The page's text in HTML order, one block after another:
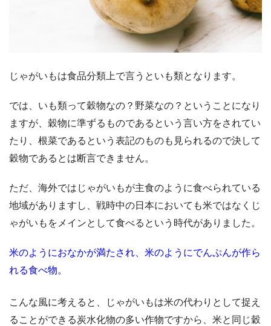
じゃがいもは食品分類上で言うといも類となります。
では、いも類って穀物なの？野菜なの？ということになり
ますが、穀物に準ずるものであるという言い方をされてい
たり、根菜であるという表記のものも見られるので決して
穀物であるとは断言できません。
ただ、海外ではじゃがいもが主食のように食べられている
地域がありますし、戦時中の日本においても米ではなくじ
ゃがいもをメインとして食べるという時代がありました。
米のようにおなかが満たされ、米のようにでんぷんが作ら
れる食べ物。
こんな風に考えると、じゃがいもは米の代わりとして捉え
ることができる炭水化物の多い作物ですから、米と同じ穀